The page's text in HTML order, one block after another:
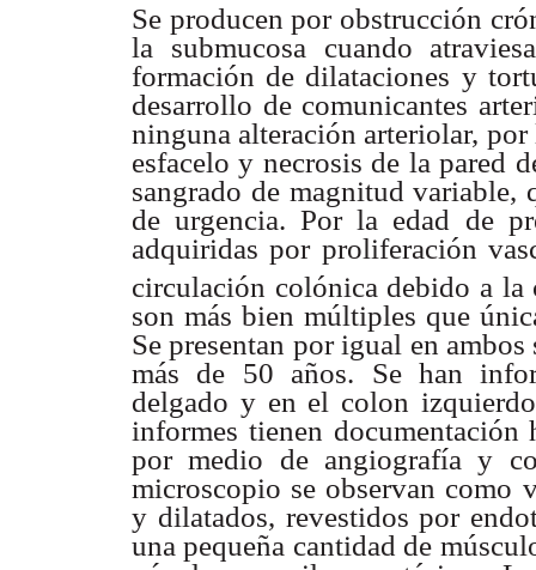
Se producen por obstrucción
la submucosa cuando
formación de dilataciones y
desarrollo de comunicantes
ninguna alteración arteriolar,
esfacelo y necrosis de la pared
sangrado de magnitud variable,
de urgencia. Por la edad de
adquiridas por proliferación
circulación colónica debido a
son más bien múltiples que
Se presentan por igual en
más de 50 años. Se han
delgado y en el colon
informes tienen
por medio de angiografía y
microscopio se observan como
y dilatados, revestidos por
una pequeña cantidad de